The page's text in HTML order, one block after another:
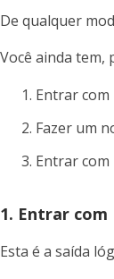
De qualquer
Você ainda tem,
Entrar com
Fazer um
Entrar
1. Entrar com
Esta é a saída